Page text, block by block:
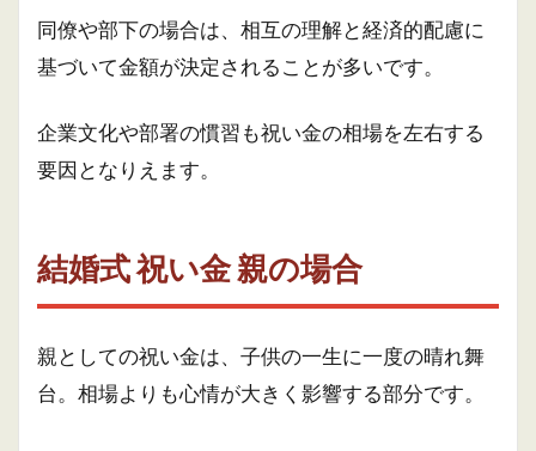
同僚や部下の場合は、相互の理解と経済的配慮に
基づいて金額が決定されることが多いです。
企業文化や部署の慣習も祝い金の相場を左右する
要因となりえます。
結婚式 祝い金 親の場合
親としての祝い金は、子供の一生に一度の晴れ舞
台。相場よりも心情が大きく影響する部分です。